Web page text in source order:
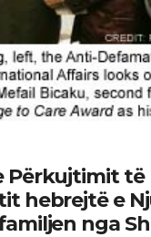
Përkujtimit të
hebrejtë e
nga